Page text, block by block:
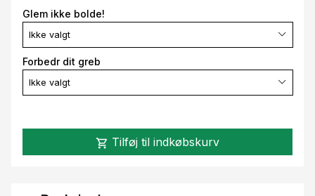
Glem ikke bolde!
Ikke valgt
Forbedr dit greb
Ikke valgt
shopping_cart Tilføj til indkøbskurv